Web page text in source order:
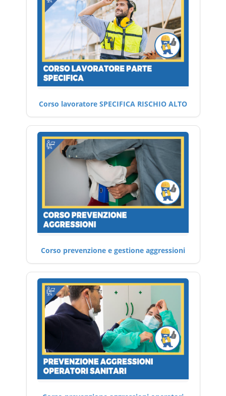
Corso lavoratore SPECIFICA RISCHIO ALTO
Corso prevenzione e gestione aggressioni